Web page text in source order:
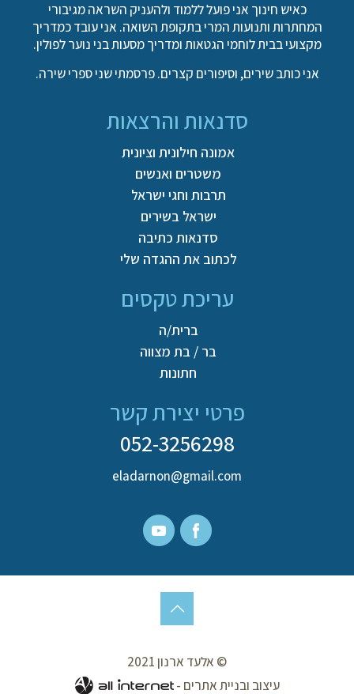
כאיש חינוך אני פועל ללמוד ולהעניק השראה מגיבורי
המחתרות ותנועות המרי בתקופת השואה. אני עובד כמדריך
מקצועי בבית לוחמי הגטאות ומדריך מסעות בני נוער לפולין.
אני כותב שירים, וסיפורים קצרים. פרסמתי שני ספרי שירה.
סדנאות והרצאות
אמונה חילונית וציונית
משטרים ואנשים
תרבות וחגי ישראל
ישראל בשירים
סדנאות כתיבה
לכתוב את ההגדה שלי
עריכת טקסים
ברית/ה
בר / בת מצווה
חתונות
פרטי יצירת קשר
052-3256298
eladarnon@gmail.com
© אלעד ארנון 2021
עיצוב ובניית אתרים -